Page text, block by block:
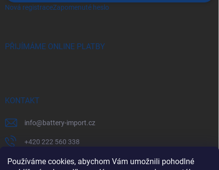
Používáme cookies, abychom Vám umožnili pohodlné
Nová registraceZapomenuté heslo
PŘIJÍMÁME ONLINE PLATBY
KONTAKT
info@battery-import.cz
+420 222 560 338
+420 774 969 705